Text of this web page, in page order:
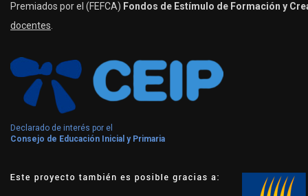
Premiados por el (FEFCA) Fondos de Estímulo de Formación y
docentes
Declarado de interés por el
Consejo de Educación Inicial y Primaria